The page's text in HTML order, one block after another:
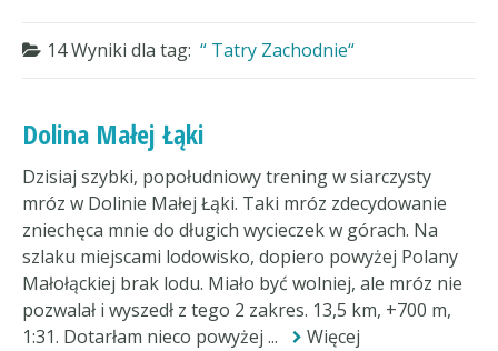
14 Wyniki dla tag: Tatry Zachodnie
Dolina Małej Łąki
Dzisiaj szybki, popołudniowy trening w siarczysty
mróz w Dolinie Małej Łąki. Taki mróz zdecydowanie
zniechęca mnie do długich wycieczek w górach. Na
szlaku miejscami lodowisko, dopiero powyżej Polany
Małołąckiej brak lodu. Miało być wolniej, ale mróz nie
pozwalał i wyszedł z tego 2 zakres. 13,5 km, +700 m,
1:31. Dotarłam nieco powyżej ...
Więcej